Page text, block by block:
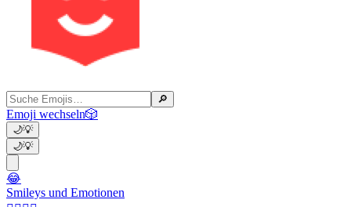
🔎
Emoji wechseln🎲
🌙💡
🌙💡
😂
Smileys und Emotionen